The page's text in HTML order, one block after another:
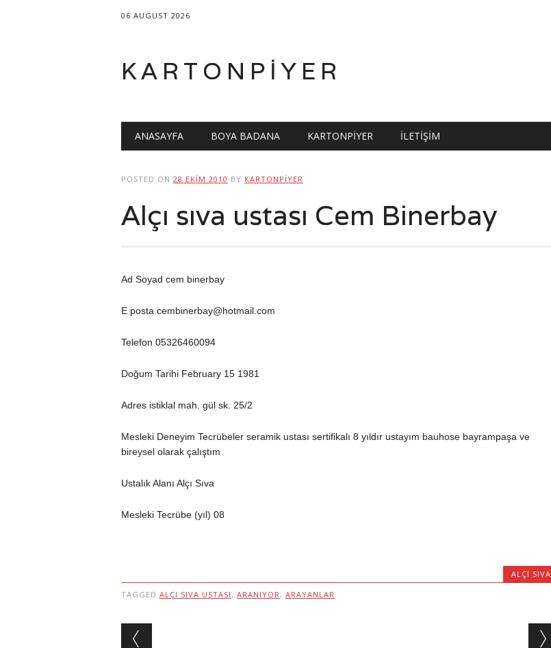
06 AUGUST 2026
KARTONPIYER
Main menu
ANASAYFA BOYA BADANA KARTONPIYER İLETIŞIM
POSTED ON 28 EKIM 2010 BY KARTONPIYER
Alçı sıva ustası Cem Binerbay
Ad Soyad cem binerbay
E posta cembinerbay@hotmail.com
Telefon 05326460094
Doğum Tarihi February 15 1981
Adres istiklal mah. gül sk. 25/2
Mesleki Deneyim Tecrübeler seramik ustası sertifikalı 8 yıldır ustayım bauhose bayrampaşa ve
bireysel olarak çalıştım
Ustalık Alanı Alçı Sıva
Mesleki Tecrübe (yıl) 08
ALÇI SIVA
TAGGED ALÇI SIVA USTASI , ARANIYOR, ARAYANLAR
Post navigation